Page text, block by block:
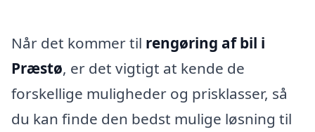
Når det kommer til rengøring af bil i
Præstø, er det vigtigt at kende de
forskellige muligheder og prisklasser, så
du kan finde den bedst mulige løsning til